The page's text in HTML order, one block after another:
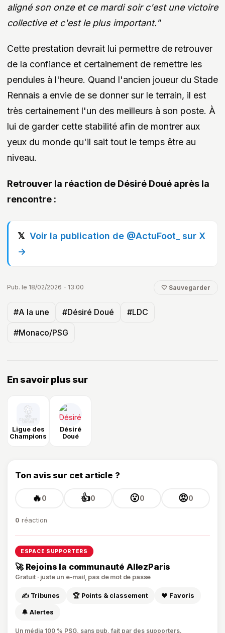
aligné son onze et ce mardi soir c'est une victoire
collective et c'est le plus important."
Cette prestation devrait lui permettre de retrouver
de la confiance et certainement de remettre les
pendules à l'heure. Quand l'ancien joueur du Stade
Rennais a envie de se donner sur le terrain, il est
très certainement l'un des meilleurs à son poste. À
lui de garder cette stabilité afin de montrer aux
yeux du monde qu'il sait tout le temps être au
niveau.
Retrouver la réaction de Désiré Doué après la
rencontre :
Voir la publication de @ActuFoot_ sur X
→
Pub. le 18/02/2026 - 13:00 🤍 Sauvegarder
#A la une #Désiré Doué #LDC
#Monaco/PSG
En savoir plus sur
Ligue des
Champions
Désiré
Doué
Ton avis sur cet article ?
🔥0 👍0 😮0 😡0
0 réaction
ESPACE SUPPORTERS
🚀 Rejoins la communauté AllezParis
Gratuit · juste un e-mail, pas de mot de passe
✍️ Tribunes 🏆 Points & classement ❤️ Favoris
🔔 Alertes
Un média 100 % PSG, sans pub, fait par des supporters.